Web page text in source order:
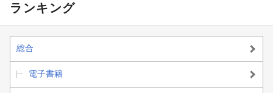
ランキング
総合
電子書籍